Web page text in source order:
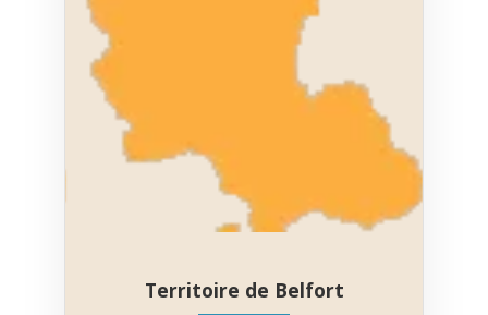
Territoire de Belfort